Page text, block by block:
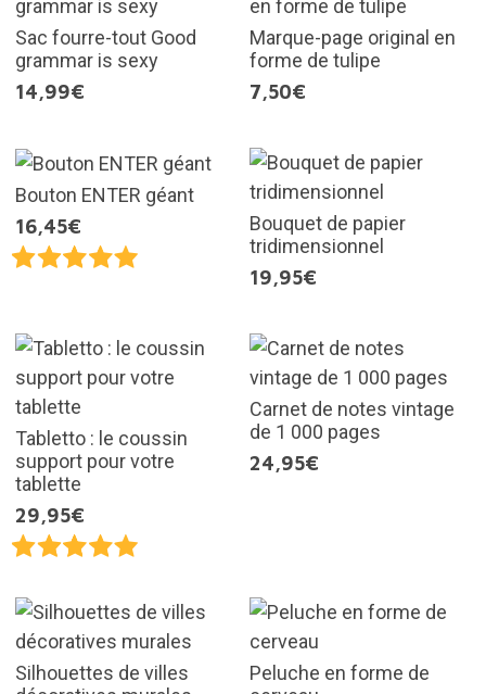
Sac fourre-tout Good
grammar is sexy
14,99€
Marque-page original en
forme de tulipe
7,50€
Bouton ENTER géant
16,45€
Bouquet de papier
tridimensionnel
19,95€
Tabletto : le coussin
support pour votre
tablette
29,95€
Carnet de notes vintage
de 1 000 pages
24,95€
Silhouettes de villes
Peluche en forme de